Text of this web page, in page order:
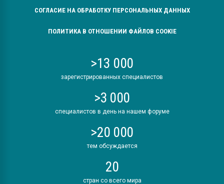
СОГЛАСИЕ НА ОБРАБОТКУ ПЕРСОНАЛЬНЫХ ДАННЫХ
ПОЛИТИКА В ОТНОШЕНИИ ФАЙЛОВ COOKIE
>13 000
зарегистрированных специалистов
>3 000
специалистов в день на нашем форуме
>20 000
тем обсуждается
20
стран со всего мира